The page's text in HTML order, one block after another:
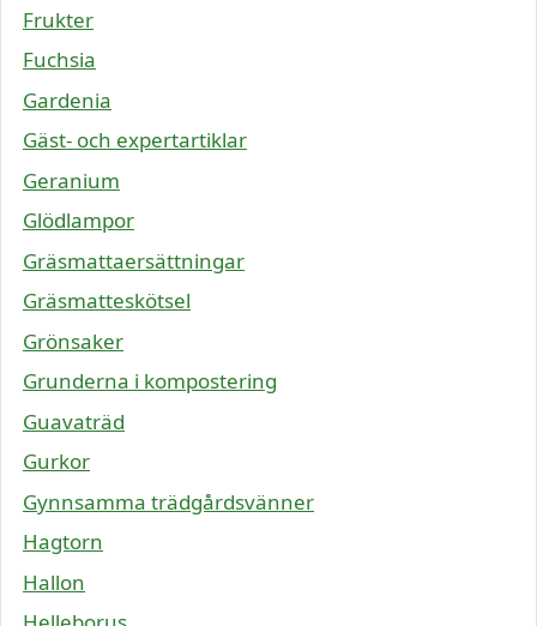
Frukter
Fuchsia
Gardenia
Gäst- och expertartiklar
Geranium
Glödlampor
Gräsmattaersättningar
Gräsmatteskötsel
Grönsaker
Grunderna i kompostering
Guavaträd
Gurkor
Gynnsamma trädgårdsvänner
Hagtorn
Hallon